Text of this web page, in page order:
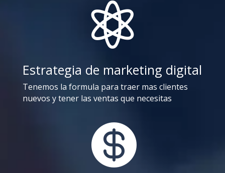

Estrategia de marketing digital
Tenemos la formula para traer mas clientes
nuevos y tener las ventas que necesitas
